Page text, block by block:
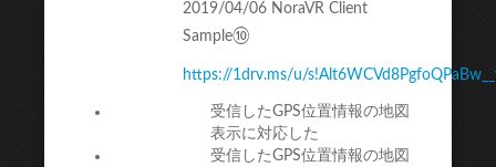
2019/04/06 NoraVR Client
Sample⑩
https://1drv.ms/u/
受信したGPS位置情報の地図
表示に対応した
受信したGPS位置情報の地図